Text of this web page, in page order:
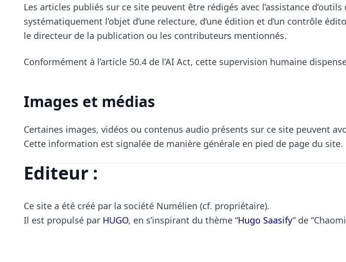
Les articles publiés sur ce site peuvent être rédigés avec l’assistance
systématiquement l’objet d’une relecture, d’une édition et d’un contrôle
le directeur de la publication ou les contributeurs mentionnés.
Conformément à l’article 50.4 de l’AI Act, cette supervision humaine
Images et médias
Certaines images, vidéos ou contenus audio présents sur ce site peuvent
Cette information est signalée de manière générale en pied de page du site.
Editeur :
Ce site a été créé par la société Numélien (cf. propriétaire).
Il est propulsé par HUGO, en s’inspirant du thème “Hugo Saasify” de